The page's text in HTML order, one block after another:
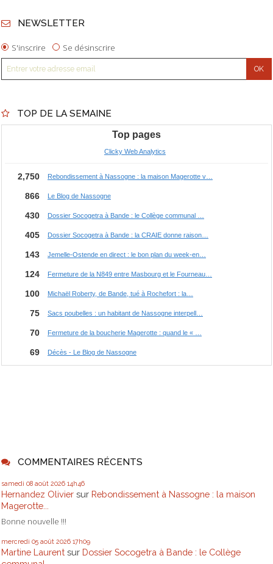
NEWSLETTER
S'inscrire Se désinscrire
TOP DE LA SEMAINE
COMMENTAIRES RÉCENTS
samedi 08 août 2026 14h46
Hernandez Olivier sur Rebondissement à Nassogne : la maison
Magerotte...
Bonne nouvelle !!!
mercredi 05 août 2026 17h09
Martine Laurentsur Dossier Socogetra à Bande : le Collège